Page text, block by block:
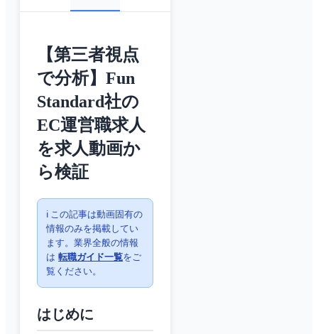
【第三者視点
で分析】Fun
Standard社の
EC運営職求人
を求人動画か
ら検証
ℹ️ この記事は動画固有の
情報のみを掲載してい
ます。業界全般の情報
は 転職ガイド一覧をご
覧ください。
はじめに